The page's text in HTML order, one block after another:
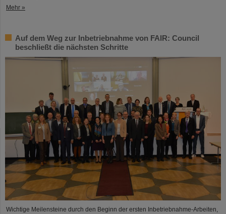
Mehr »
Auf dem Weg zur Inbetriebnahme von FAIR: Council
beschließt die nächsten Schritte
Wichtige Meilensteine durch den Beginn der ersten Inbetriebnahme-Arbeiten,